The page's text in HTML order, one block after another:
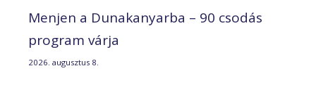
Menjen a Dunakanyarba – 90 csodás
program várja
2026. augusztus 8.